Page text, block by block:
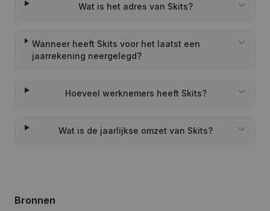
Wat is het adres van Skits?
Wanneer heeft Skits voor het laatst een
jaarrekening neergelegd?
Hoeveel werknemers heeft Skits?
Wat is de jaarlijkse omzet van Skits?
Bronnen